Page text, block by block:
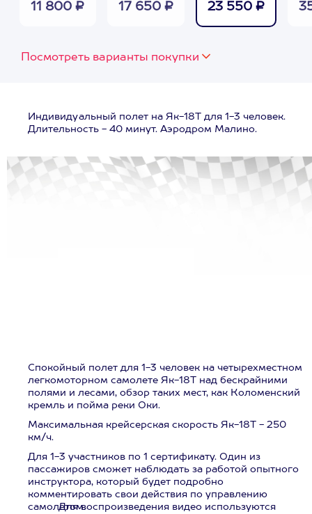
11 800 ₽ 17 650 ₽ 23 550 ₽
Посмотреть варианты покупки
Индивидуальный полет на Як-18Т для 1-3 человек.
Длительность - 40 минут. Аэродром Малино.
Спокойный полет для 1-3 человек на четырехместном
легкомоторном самолете Як-18Т над бескрайними
полями и лесами, обзор таких мест, как Коломенский
кремль и пойма реки Оки.
Максимальная крейсерская скорость Як-18Т - 250
км/ч.
Для 1-3 участников по 1 сертификату. Один из
пассажиров сможет наблюдать за работой опытного
инструктора, который будет подробно
комментировать свои действия по управлению
самолетом.Для воспроизведения видео используются